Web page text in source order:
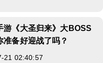
游《大圣归来》大BOSS
准备好迎战了吗？
21 02:40:57